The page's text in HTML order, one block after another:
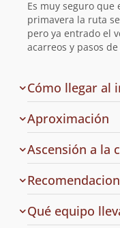
Es muy seguro que
primavera la ruta
pero ya entrado el
acarreos y pasos
Cómo llegar al
Aproximación
Ascensión a la
Qué equipo